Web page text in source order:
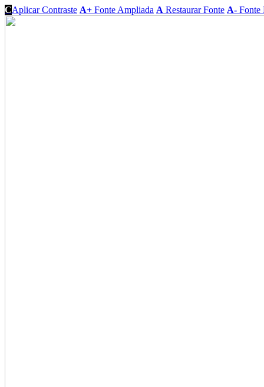
CAplicar Contraste A+ Fonte Ampliada A Restaurar Fonte A- Fonte